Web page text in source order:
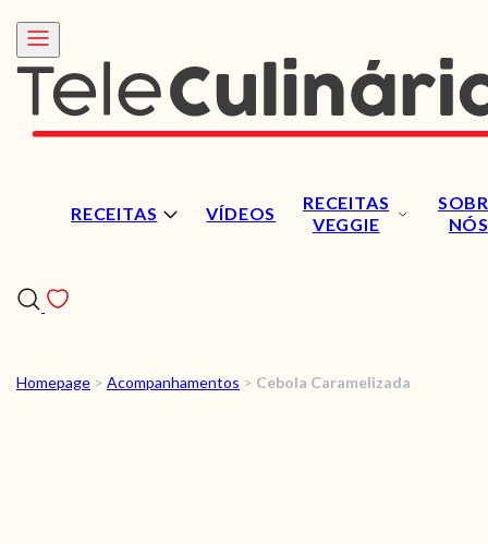
RECEITAS VÍDEOS
RECEITAS
VEGGIE
NÓS
RECEITAS
Homepage > Acompanhamentos > Cebola Caramelizada